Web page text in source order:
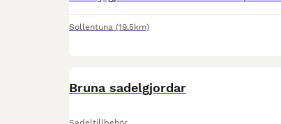
Sollentuna (19.5km)
Bruna sadelgjordar